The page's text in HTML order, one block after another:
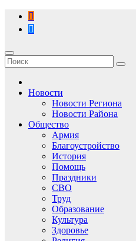
Перейти
содержимому
Новости
Новости Региона
Новости Района
Общество
Армия
Благоустройство
История
Помощь
Праздники
СВО
Труд
Образование
Культура
Здоровье